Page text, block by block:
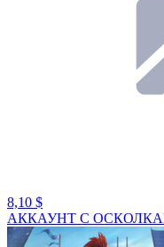
8,10 $
АККАУНТ С